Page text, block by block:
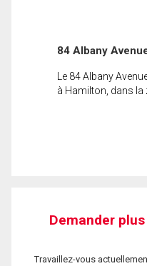
84 Albany
Le 84 Albany
à Hamilton, dans la
Demander
Travaillez-vous